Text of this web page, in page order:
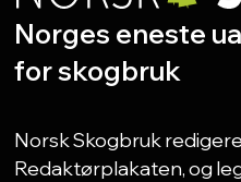
Norges eneste
for skogbruk
Norsk Skogbruk
Redaktørplakaten, og